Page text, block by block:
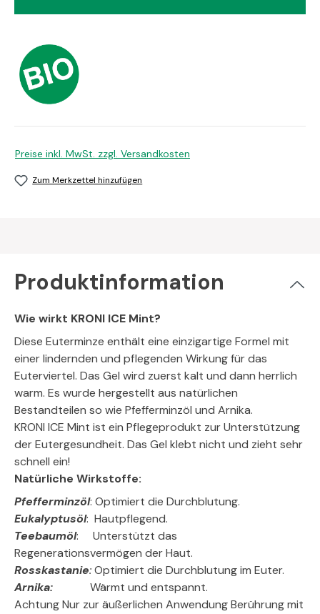
Preise inkl. MwSt. zzgl. Versandkosten
Zum Merkzettel hinzufügen
Produktinformation
Wie wirkt KRONI ICE Mint?
Diese Euterminze enthält eine einzigartige Formel mit
einer lindernden und pflegenden Wirkung für das
Euterviertel. Das Gel wird zuerst kalt und dann herrlich
warm. Es wurde hergestellt aus natürlichen
Bestandteilen so wie Pfefferminzöl und Arnika.
KRONI ICE Mint ist ein Pflegeprodukt zur Unterstützung
der Eutergesundheit. Das Gel klebt nicht und zieht sehr
schnell ein!
Natürliche Wirkstoffe:
Pfefferminzöl: Optimiert die Durchblutung.
Eukalyptusöl: Hautpflegend.
Teebaumöl: Unterstützt das
Regenerationsvermögen der Haut.
Rosskastanie:Optimiert die Durchblutung im Euter.
Arnika: Wärmt und entspannt.
Achtung Nur zur äußerlichen Anwendung Berührung mit